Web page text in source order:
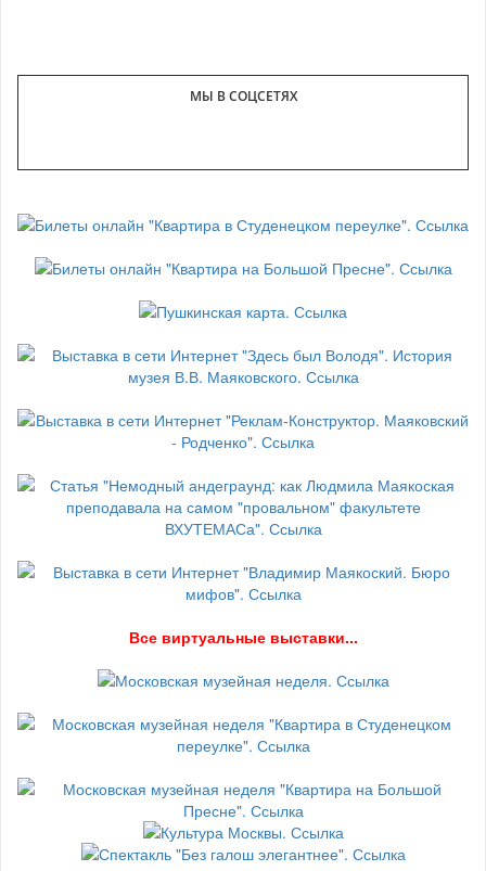
МЫ В СОЦСЕТЯХ
Все виртуальные выставки...